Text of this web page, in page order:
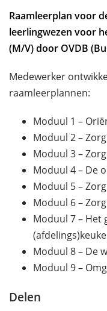
l
i
i
4
Raamleerplan voor
leerlingwezen voor
(M/V) door OVDB
Medewerker
raamleerplannen:
Moduul 1 –
Moduul 2 –
Moduul 3 –
Moduul 4 – De
Moduul 5 –
Moduul 6 –
Moduul 7 – Het
Moduul 8 – De
Moduul 9 –
Delen